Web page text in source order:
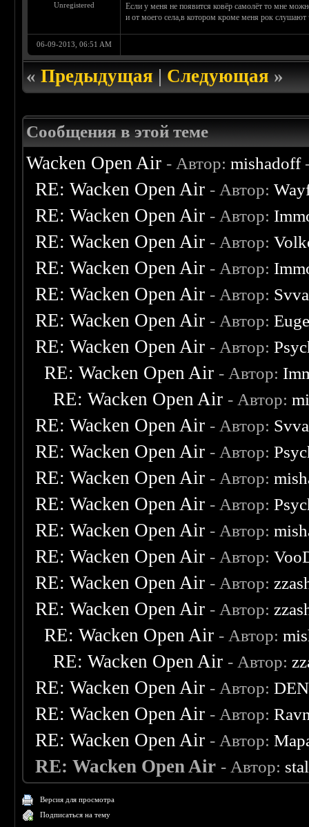
Unregistered
Если у меня не появится ковёр самолёт то мне
и от моего села,в котором кроме меня рок слушают
06-09-2013, 06:51 AM
«Предыдущая|Следующая»
Сообщения в этой теме
Wacken Open Air - Автор:mishadoff
RE: Wacken Open Air - Автор:
RE: Wacken Open Air - Автор:
RE: Wacken Open Air - Автор:
RE: Wacken Open Air - Автор:
RE: Wacken Open Air - Автор:
RE: Wacken Open Air - Автор:
RE: Wacken Open Air - Автор:
RE: Wacken Open Air - Автор:
RE: Wacken Open Air - Автор:
RE: Wacken Open Air - Автор:
RE: Wacken Open Air - Автор:
RE: Wacken Open Air - Автор:
RE: Wacken Open Air - Автор:
RE: Wacken Open Air - Автор:
RE: Wacken Open Air - Автор:
RE: Wacken Open Air - Автор:
RE: Wacken Open Air - Автор:
RE: Wacken Open Air - Автор:
RE: Wacken Open Air - Автор:
RE: Wacken Open Air - Автор:
RE: Wacken Open Air - Автор:
RE: Wacken Open Air - Автор:
RE: Wacken Open Air - Автор:
Версия для просмотра
Подписаться на тему